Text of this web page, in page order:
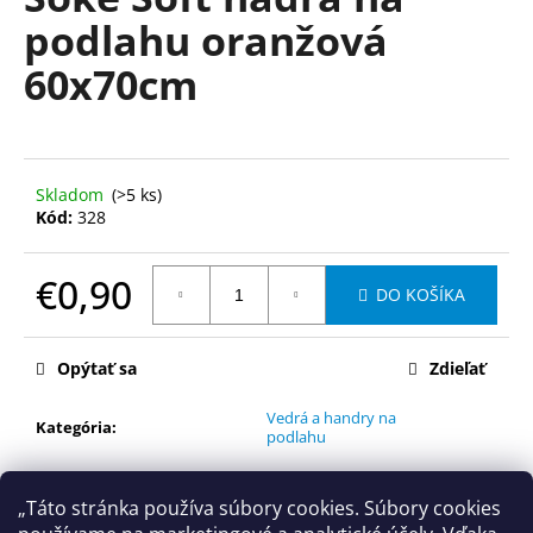
„Táto stránka používa súbory cookies. Súbory cookies
5
hviezdičiek.
podlahu oranžová
60x70cm
Skladom (>5 ks)
Kód: 328
€0,90 DO KOŠÍKA
Kategória:
Vedrá a handry na
podlahu
Opýtať sa Zdieľať
Popis Diskusia
á
j
s
?
O
p
o
ú